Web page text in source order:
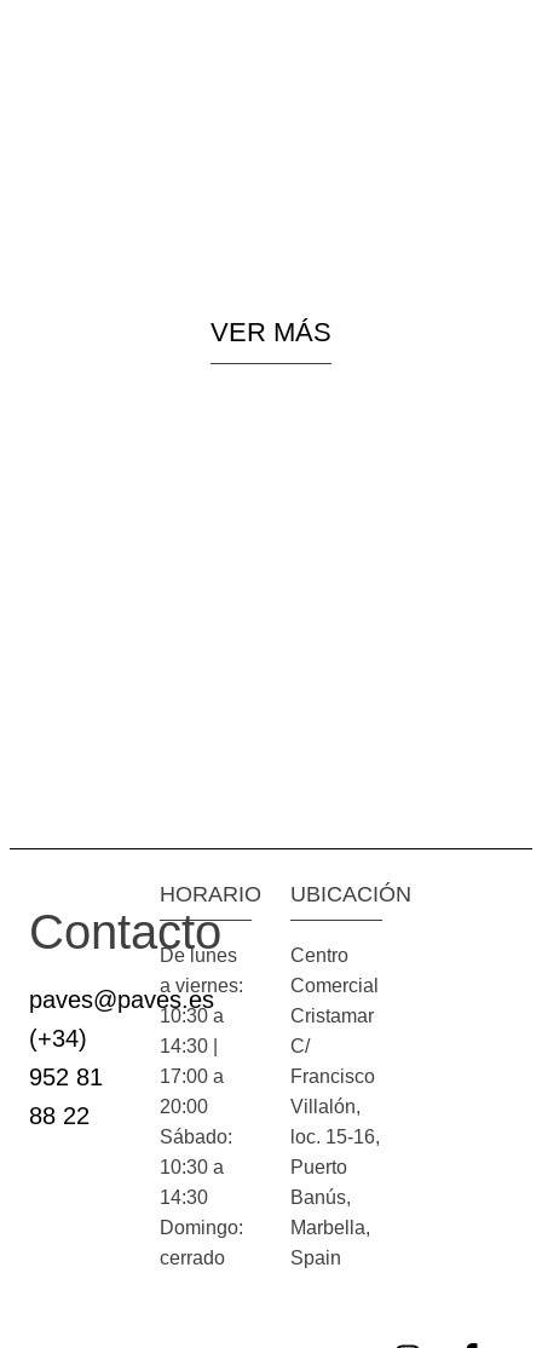
VER MÁS
Contacto
paves@paves.es
(+34)
952 81
88 22
HORARIO
De lunes
a viernes:
10:30 a
14:30 |
17:00 a
20:00
Sábado:
10:30 a
14:30
Domingo:
cerrado
UBICACIÓN
Centro
Comercial
Cristamar
C/
Francisco
Villalón,
loc. 15-16,
Puerto
Banús,
Marbella,
Spain